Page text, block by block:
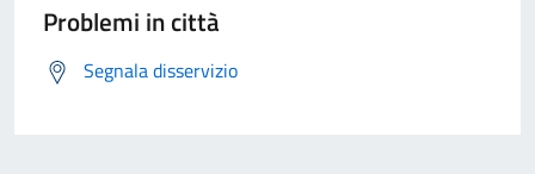
Problemi in città
Segnala disservizio